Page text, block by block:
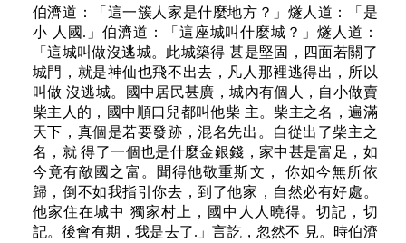
伯濟道：「這一簇人家是什麼地方？」燧人道：「是
小 人國.」伯濟道：「這座城叫什麼城？」燧人道：
「這城叫做沒逃城。此城築得 甚是堅固，四面若關了
城門，就是神仙也飛不出去，凡人那裡逃得出，所以
叫做 沒逃城。國中居民甚廣，城內有個人，自小做賣
柴主人的，國中順口兒都叫他柴 主。柴主之名，遍滿
天下，真個是若要發跡，混名先出。自從出了柴主之
名，就 得了一個也是什麼金銀錢，家中甚是富足，如
今竟有敵國之富。聞得他敬重斯文， 你如今無所依
歸，倒不如我指引你去，到了他家，自然必有好處。
他家住在城中 獨家村上，國中人人曉得。切記，切
記。後會有期，我是去了.」言訖，忽然不 見。時伯濟